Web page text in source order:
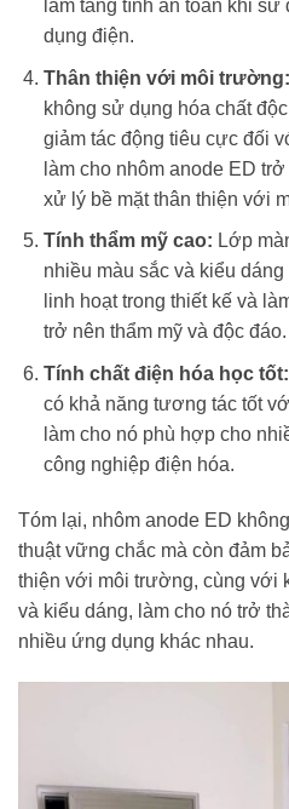
làm tăng tính an toàn khi
dụng điện.
Thân thiện với môi trường:
không sử dụng hóa chất
giảm tác động tiêu cực đối
làm cho nhôm anode ED
xử lý bề mặt thân thiện với
Tính thẩm mỹ cao: Lớp
nhiều màu sắc và kiểu
linh hoạt trong thiết kế và
trở nên thẩm mỹ và độc đáo.
Tính chất điện hóa học tốt:
có khả năng tương tác tốt
làm cho nó phù hợp cho
công nghiệp điện hóa.
Tóm lại, nhôm anode ED
thuật vững chắc mà còn đảm
thiện với môi trường, cùng với
và kiểu dáng, làm cho nó trở
nhiều ứng dụng khác nhau.